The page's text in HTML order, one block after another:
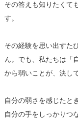
その答えも知りたくて
す。
その経験を思い出すた
ん。でも、私たちは「
から弱いことが、決し
自分の弱さを感じたと
自分の手をしっかりつ